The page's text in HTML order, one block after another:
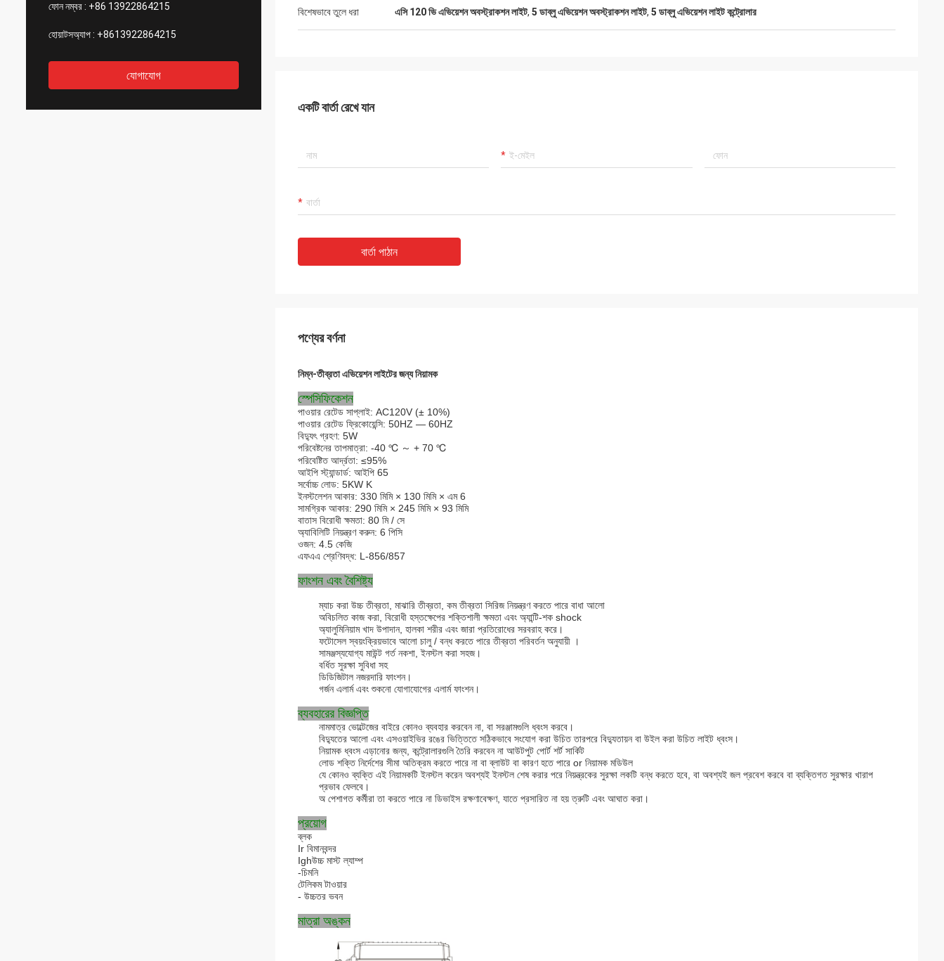
ফোন নম্বর : +86 13922864215
হোয়াটসঅ্যাপ : +8613922864215
যোগাযোগ
বিশেষভাবে তুলে ধরা এসি 120 ভি এভিয়েশন অবস্ট্রাকশন লাইট, 5 ডাব্লু এভিয়েশন অবস্ট্রাকশন লাইট, 5 ডাব্লু এভিয়েশন লাইট কন্ট্রোলার
একটি বার্তা রেখে যান
বার্তা পাঠান
পণ্যের বর্ণনা
নিম্ন-তীব্রতা এভিয়েশন লাইটের জন্য নিয়ামক
স্পেসিফিকেশন
পাওয়ার রেটেড সাপ্লাই: AC120V (± 10%)
পাওয়ার রেটেড ফ্রিকোয়েন্সি: 50HZ — 60HZ
বিদ্যুৎ গ্রহণ: 5W
পরিবেষ্টনের তাপমাত্রা: -40 ℃ ～ + 70 ℃
পরিবেষ্টিত আর্দ্রতা: ≤95%
আইপি স্ট্যান্ডার্ড: আইপি 65
সর্বোচ্চ লোড: 5KW K
ইনস্টলেশন আকার: 330 মিমি × 130 মিমি × এম 6
সামগ্রিক আকার: 290 মিমি × 245 মিমি × 93 মিমি
বাতাস বিরোধী ক্ষমতা: 80 মি / সে
অ্যাবিলিটি নিয়ন্ত্রণ করুন: 6 পিসি
ওজন: 4.5 কেজি
এফএএ শ্রেণিবদ্ধ: L-856/857
ফাংশন এবং বৈশিষ্ট্য
ম্যাচ করা উচ্চ তীব্রতা, মাঝারি তীব্রতা, কম তীব্রতা সিরিজ নিয়ন্ত্রণ করতে পারে বাধা আলো
অবিচলিত কাজ করা, বিরোধী হস্তক্ষেপের শক্তিশালী ক্ষমতা এবং অ্যান্টি-শক shock
অ্যালুমিনিয়াম খাদ উপাদান, হালকা শরীর এবং জারা প্রতিরোধের সরবরাহ করে।
ফটোসেল স্বয়ংক্রিয়ভাবে আলো চালু / বন্ধ করতে পারেতীব্রতা পরিবর্তন অনুযায়ী ।
সামঞ্জস্যযোগ্য মাউন্ট গর্ত নকশা, ইনস্টল করা সহজ।
বর্ধিত সুরক্ষা সুবিধা সহ
ডিডিজিটাল নজরদারি ফাংশন।
গর্জন এলার্ম এবং শুকনো যোগাযোগের এলার্ম ফাংশন।
ব্যবহারের বিজ্ঞপ্তি
নামমাত্র ভোল্টেজের বাইরে কোনও ব্যবহার করবেন না, বা সরঞ্জামগুলি ধ্বংস করবে।
বিদ্যুতের আলো এবং এসওয়াইভির রঙের ভিত্তিতে সঠিকভাবে সংযোগ করা উচিত তারপরে বিদ্যুতায়ন বা উইল করা উচিত লাইট ধ্বংস।
নিয়ামক ধ্বংস এড়ানোর জন্য, কন্ট্রোলারগুলি তৈরি করবেন না আউটপুট পোর্টশর্ট সার্কিট
লোড শক্তি নির্দেশের সীমা অতিক্রম করতে পারে না বা ব্লাউট বা কারণ হতে পারে or নিয়ামক মডিউল
যে কোনও ব্যক্তি এই নিয়ামকটি ইনস্টল করেন অবশ্যই ইনস্টল শেষ করার পরে নিয়ন্ত্রকের সুরক্ষা লকটি বন্ধ করতে হবে, বা অবশ্যই জল প্রবেশ করবে বা ব্যক্তিগত সুরক্ষার খারাপ
প্রভাব ফেলবে।
অ পেশাগত কর্মীরা তা করতে পারে না ডিভাইস রক্ষণাবেক্ষণ, যাতে প্রসারিত না হয় ত্রুটি এবং আঘাত করা।
প্রয়োগ
ব্লক
Ir বিমানবন্দর
Ighউচ্চ মাস্ট ল্যাম্প
-চিমনি
টেলিকম টাওয়ার
- উচ্চতর ভবন
মাত্রা অঙ্কন